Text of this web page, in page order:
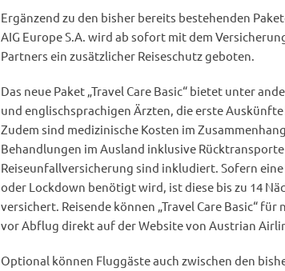
Ergänzend zu den bisher bereits bestehenden
AIG Europe S.A. wird ab sofort mit dem
Partners ein zusätzlicher Reiseschutz geboten.
Das neue Paket „Travel Care Basic“ bietet unter
und englischsprachigen Ärzten, die erste
Zudem sind medizinische Kosten im
Behandlungen im Ausland inklusive
Reiseunfallversicherung sind inkludiert. Sofern
oder Lockdown benötigt wird, ist diese bis zu 14
versichert. Reisende können „Travel Care Basic“
vor Abflug direkt auf der Website von Austrian
Optional können Fluggäste auch zwischen den